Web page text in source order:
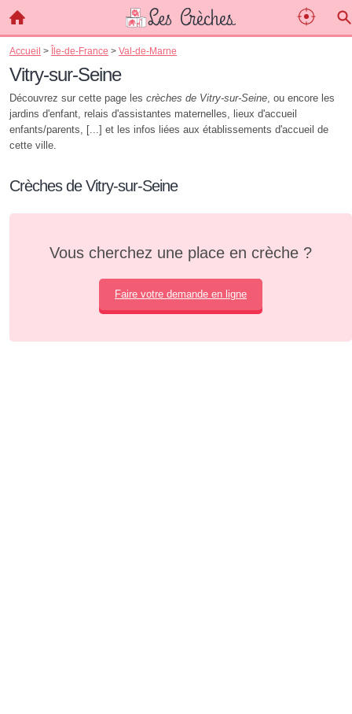
Accueil > Île-de-France > Val-de-Marne
Vitry-sur-Seine
Découvrez sur cette page les crèches de Vitry-sur-Seine, ou encore les
jardins d'enfant, relais d'assistantes maternelles, lieux d'accueil
enfants/parents, [...] et les infos liées aux établissements d'accueil de
cette ville.
Crèches de Vitry-sur-Seine
Vous cherchez une place en crèche ?
Faire votre demande en ligne